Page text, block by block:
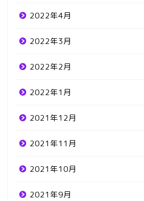
2022年4月
2022年3月
2022年2月
2022年1月
2021年12月
2021年11月
2021年10月
2021年9月